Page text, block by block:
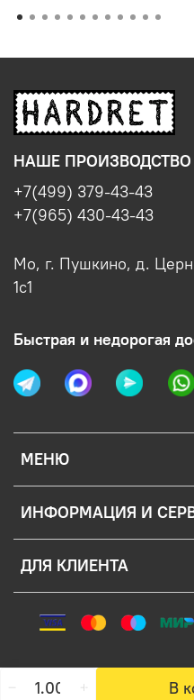
В
МЕНЮ
ИНФОРМАЦИЯ И
ДЛЯ КЛИЕНТА
НАШЕ ПРОИЗВОДСТВО
+7(499) 379-43-43
+7(965) 430-43-43
Мо, г. Пушкино, д.
1с1
Быстрая и недорогая